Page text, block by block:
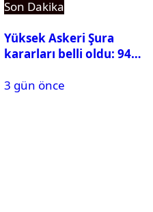
Son Dakika
Yüksek Askeri Şura
kararları belli oldu: 94
3 gün önce